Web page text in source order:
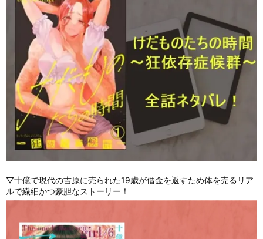
▽十億で現代の吉原に売られた19歳が借金を返すため体を売るリア
ルで繊細かつ豪胆なストーリー！